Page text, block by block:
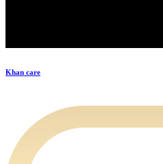
Khan care